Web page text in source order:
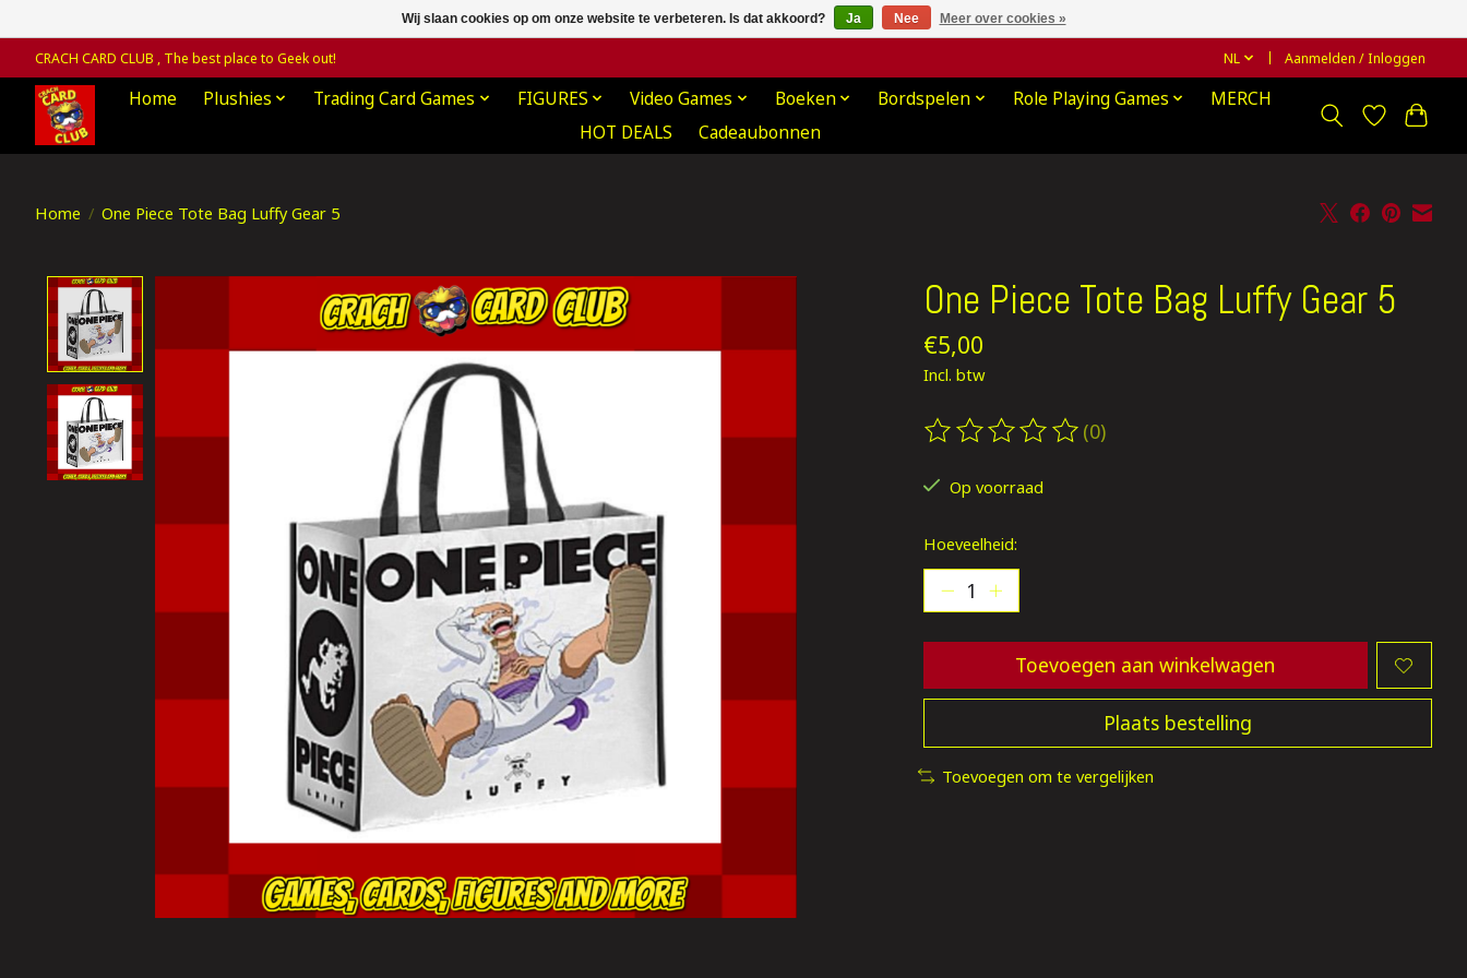
CRACH CARD CLUB , The best place to Geek out! NL Aanmelden / Inloggen
Home Plushies Trading Card Games FIGURES Video Games Boeken Bordspelen Role Playing Games
MERCH
HOT DEALS
Cadeaubonnen
Home / One Piece Tote Bag Luffy Gear 5
Product image slideshow Items One Piece Tote Bag Luffy Gear 5
€5,00
Incl. btw
De beoordeling van dit product is
(0)
Op voorraad
Hoeveelheid:
Toevoegen aan winkelwagen
Plaats bestelling
Toevoegen om te vergelijken
Wij slaan cookies op om onze website te verbeteren. Is dat akkoord? Ja Nee Meer over cookies »